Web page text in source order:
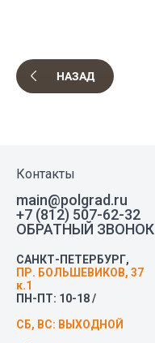
НАЗАД
Контакты
main@polgrad.ru
+7 (812) 507-62-32
ОБРАТНЫЙ ЗВОНОК
САНКТ-ПЕТЕРБУРГ,
ПР. БОЛЬШЕВИКОВ, 37
к.1
ПН-ПТ: 10-18 /
СБ, ВС: ВЫХОДНОЙ